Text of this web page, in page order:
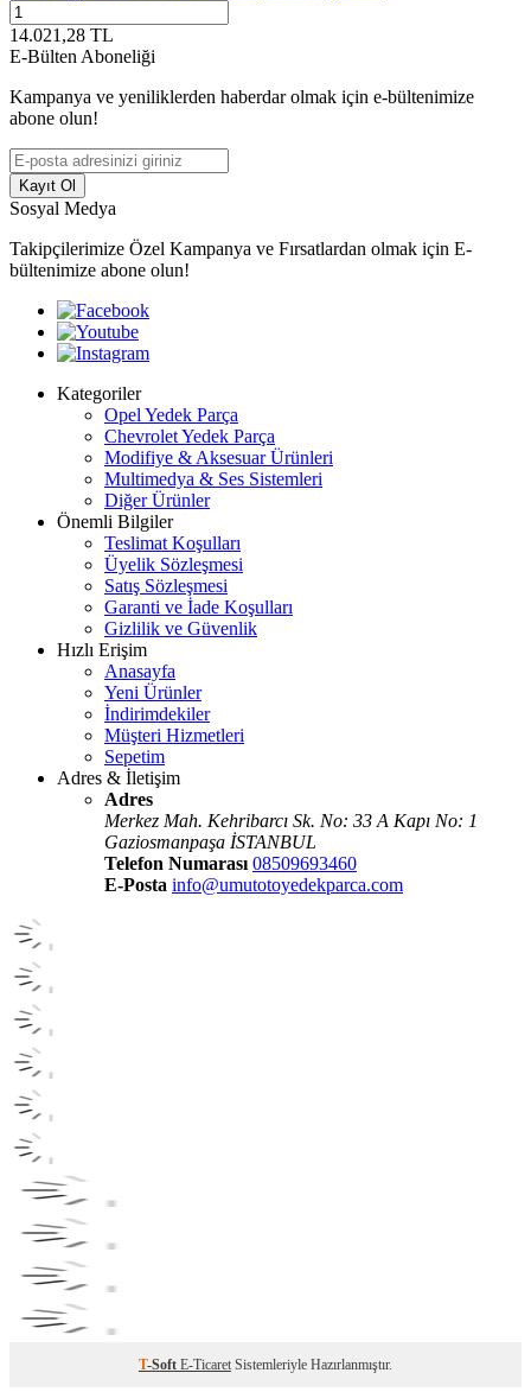
14.021,28 TL
E-Bülten Aboneliği
Kampanya ve yeniliklerden haberdar olmak için e-bültenimize
abone olun!
Kayıt Ol
Sosyal Medya
Takipçilerimize Özel Kampanya ve Fırsatlardan olmak için E-
bültenimize abone olun!
Kategoriler
Opel Yedek Parça
Chevrolet Yedek Parça
Modifiye & Aksesuar Ürünleri
Multimedya & Ses Sistemleri
Diğer Ürünler
Önemli Bilgiler
Teslimat Koşulları
Üyelik Sözleşmesi
Satış Sözleşmesi
Garanti ve İade Koşulları
Gizlilik ve Güvenlik
Hızlı Erişim
Anasayfa
Yeni Ürünler
İndirimdekiler
Müşteri Hizmetleri
Sepetim
Adres & İletişim
Adres
Merkez Mah. Kehribarcı Sk. No: 33 A Kapı No: 1
Gaziosmanpaşa İSTANBUL
Telefon Numarası 08509693460
E-Posta info@umutotoyedekparca.com
T-Soft E-Ticaret Sistemleriyle Hazırlanmıştır.